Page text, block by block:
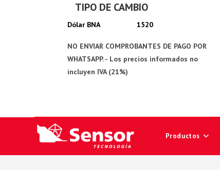
TIPO DE CAMBIO
1520
Productos